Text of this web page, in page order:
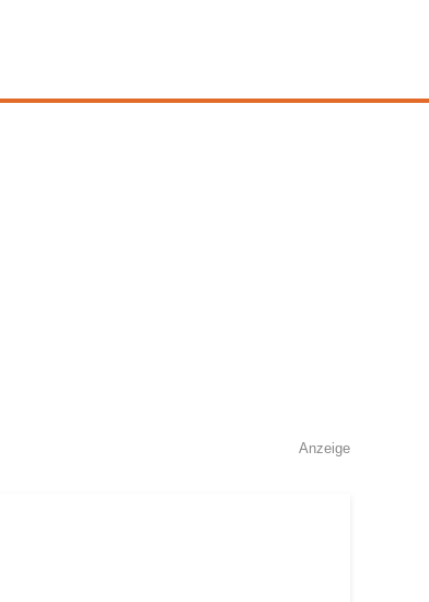
Anzeige